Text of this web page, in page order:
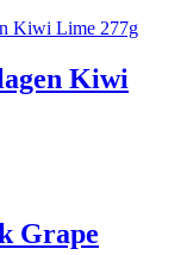
Kiwi
Grape